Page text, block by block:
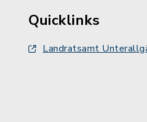
Quicklinks
Landratsamt